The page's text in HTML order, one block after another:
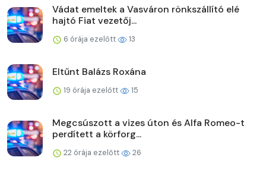
Vádat emeltek a Vasváron rönkszállító elé
hajtó Fiat vezetőj...
6 órája ezelőtt 13
Eltűnt Balázs Roxána
19 órája ezelőtt 15
Megcsúszott a vizes úton és Alfa Romeo-t
perdített a körforg...
22 órája ezelőtt 26